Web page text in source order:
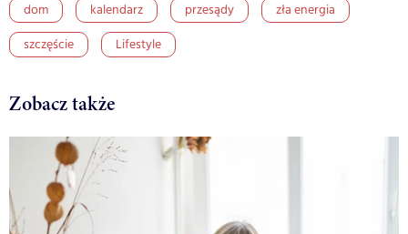
dom kalendarz przesądy
zła energia
szczęście
Lifestyle
Zobacz także